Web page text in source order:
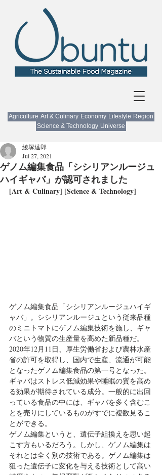
Agriculture Art & Culinary Economy Lifestyle Region
Science & Technology Universe
ゲノム編集食品「シシリアンルージュ
ハイギャバ」が認可されました
綾塚達郎
Jul 27, 2021
[Art & Culinary] [Science & Technology]
ゲノム編集食品「シシリアンルージュハイギ
ャバ」。シシリアンルージュという従来品種
のミニトマトにゲノム編集技術を施し、ギャ
バという物質の生産量を高めた新品種だ。
2020年12月11日、厚生労働省および農林水産
省の許可を取得し、国内で生産、流通が可能
となったゲノム編集食品の第一号となった。
ギャバはストレス低減効果や睡眠の質を高め
る効果が期待されている成分。一般的に出回
っている食品の中には、ギャバを多く含むこ
とを売りにしているものがすでに複数見るこ
とができる。
ゲノム編集というと、遺伝子組換えを思い起
こす方もいるだろう。しかし、ゲノム編集は
それとは全く別の技術である。ゲノム編集は
狙った遺伝子に変化を与える技術として高い